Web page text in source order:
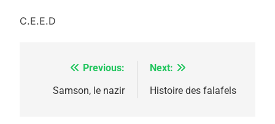
C.E.E.D
NavigationPrevious:
Samson, le nazir
Next:
Histoire des falafels
2025, l’année la plus
rapport d’ADL contre
FRANCE ISRAÉL